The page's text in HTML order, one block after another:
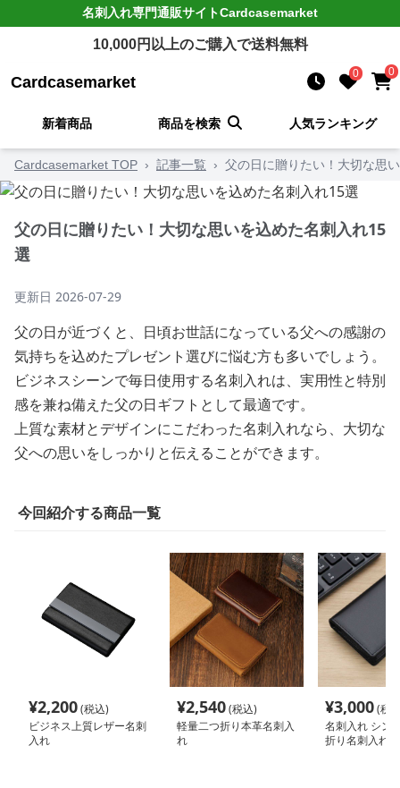
名刺入れ専門通販サイトCardcasemarket
10,000円以上のご購入で送料無料
Cardcasemarket 0 0
新着商品 商品を検索 人気ランキング
Cardcasemarket TOP › 記事一覧 › 父の日に贈りたい！大切な思
父の日に贈りたい！大切な思いを込めた名刺入れ15
選
更新日 2026-07-29
父の日が近づくと、日頃お世話になっている父への感謝の
気持ちを込めたプレゼント選びに悩む方も多いでしょう。
ビジネスシーンで毎日使用する名刺入れは、実用性と特別
感を兼ね備えた父の日ギフトとして最適です。
上質な素材とデザインにこだわった名刺入れなら、大切な
父への思いをしっかりと伝えることができます。
今回紹介する商品一覧
¥2,200(税込)
ビジネス上質レザー名刺
入れ
¥2,540(税込)
軽量二つ折り本革名刺入
れ
¥3,000(税
名刺入れ シン
折り名刺入れ